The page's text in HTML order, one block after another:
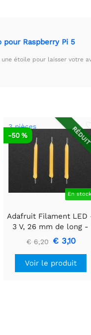
pour Raspberry Pi 5
une étoile pour laisser votre
3 pièces
En
-50 %
Adafruit Filament LED
3 V, 26 mm de long -
Blanc chaud (lot de 3)
€ 6,20 € 3,10
Voir le produit